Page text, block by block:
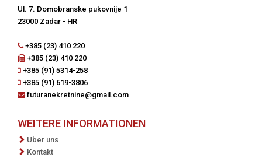
Ul. 7. Domobranske pukovnije 1
23000 Zadar - HR
+385 (23) 410 220
+385 (23) 410 220
+385 (91) 5314-258
+385 (91) 619-3806
futuranekretnine@gmail.com
WEITERE INFORMATIONEN
Uber uns
Kontakt